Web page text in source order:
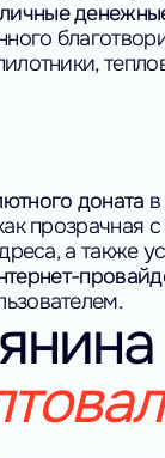
доната
прозрачная
а также